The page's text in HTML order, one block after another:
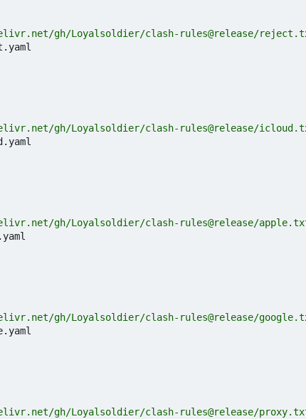
gh/Loyalsoldier/clash-rules@release/
gh/Loyalsoldier/clash-rules@release/
gh/Loyalsoldier/clash-rules@release/
gh/Loyalsoldier/clash-rules@release/
gh/Loyalsoldier/clash-rules@release/